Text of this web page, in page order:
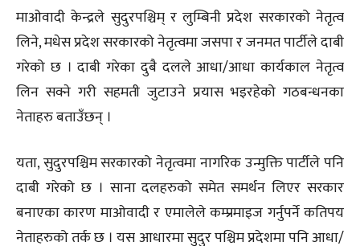
माओवादी केन्द्रले सुदुरपश्चिम् र लुम्बिनी प्रदेश सरकारको नेतृत्व
लिने, मधेस प्रदेश सरकारको नेतृत्वमा जसपा र जनमत पार्टीले दाबी
गरेको छ । दाबी गरेका दुबै दलले आधा/आधा कार्यकाल नेतृत्व
लिन सक्ने गरी सहमती जुटाउने प्रयास भइरहेको गठबन्धनका
नेताहरु बताउँछन् ।
यता, सुदुरपश्चिम सरकारको नेतृत्वमा नागरिक उन्मुक्ति पार्टीले पनि
दाबी गरेको छ । साना दलहरुको समेत समर्थन लिएर सरकार
बनाएका कारण माओवादी र एमालेले कम्प्रमाइज गर्नुपर्ने कतिपय
नेताहरुको तर्क छ । यस आधारमा सुदुर पश्चिम प्रदेशमा पनि आधा/